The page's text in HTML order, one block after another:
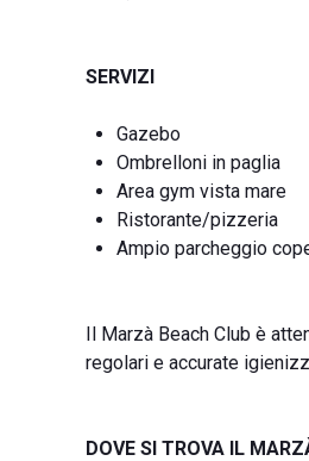
SERVIZI
Gazebo
Ombrelloni in paglia
Area gym vista mare
Ristorante/pizzeria
Ampio parcheggio
Il Marzà Beach Club è
regolari e accurate
DOVE SI TROVA IL